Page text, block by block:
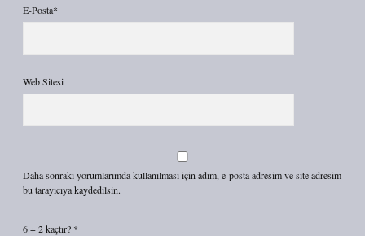
E-Posta*
Web Sitesi
Daha sonraki yorumlarımda kullanılması için adım, e-posta adresim ve site adresim
bu tarayıcıya kaydedilsin.
6 + 2 kaçtır? *